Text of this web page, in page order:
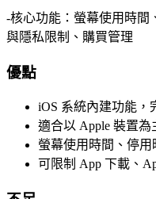
-核心功能：螢幕使用時間
與隱私限制、購買管理
優點
iOS 系統內建功能，
適合以 Apple 裝置為
螢幕使用時間、停
可限制 App 下載、